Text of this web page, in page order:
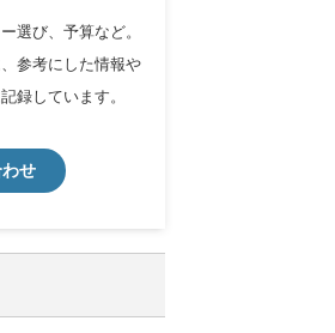
選び、予算など。
参考にした情報や
録しています。
せ